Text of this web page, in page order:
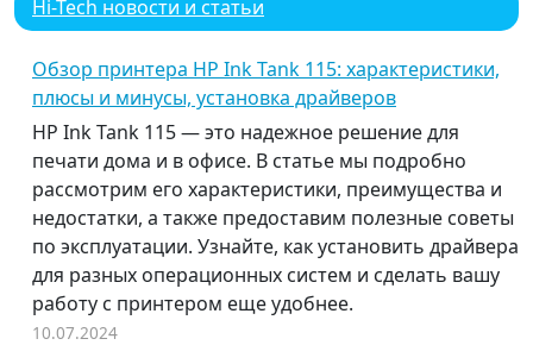
Hi-Tech новости и статьи
Обзор принтера HP Ink Tank 115: характеристики,
плюсы и минусы, установка драйверов
HP Ink Tank 115 — это надежное решение для
печати дома и в офисе. В статье мы подробно
рассмотрим его характеристики, преимущества и
недостатки, а также предоставим полезные советы
по эксплуатации. Узнайте, как установить драйвера
для разных операционных систем и сделать вашу
работу с принтером еще удобнее.
10.07.2024